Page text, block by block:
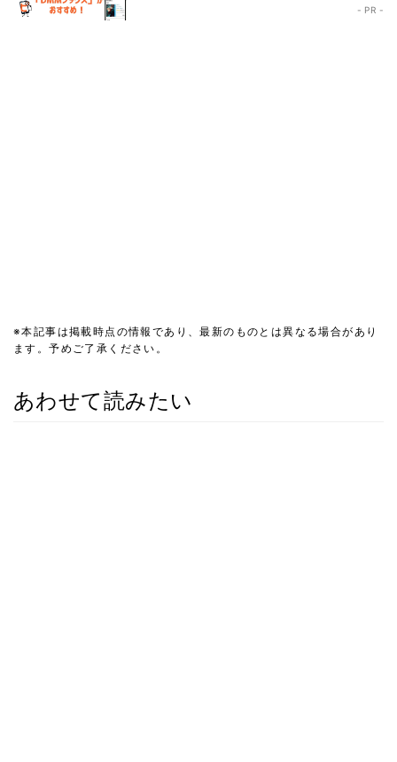
- PR -
※本記事は掲載時点の情報であり、最新のものとは異なる場合があり
ます。予めご了承ください。
あわせて読みたい